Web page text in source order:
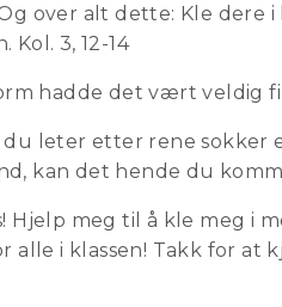
over alt dette: Kle dere
3, 12-14
hadde det vært veldig
du leter etter rene sokker
kan det hende du
Hjelp meg til å kle meg i
alle i klassen! Takk for at